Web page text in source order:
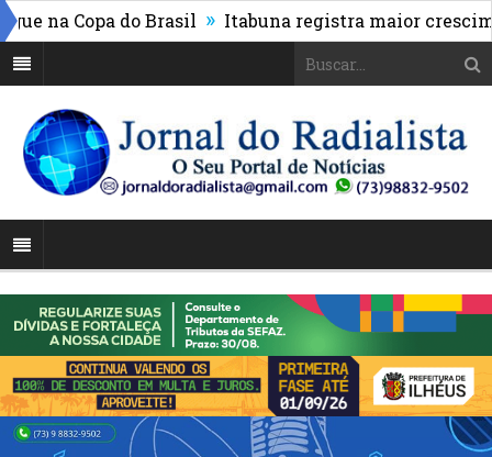
Copa do Brasil » Itabuna registra maior crescimento